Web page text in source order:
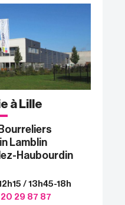
à Lille
Lamblin
Haubourdin
/ 13h45-18h
29 87 87